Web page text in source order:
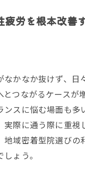
疲労を根本改善
かなか抜けず、
つながるケース
ンスに悩む場面も
際に通う際に重
地域密着型院選び
ょう。